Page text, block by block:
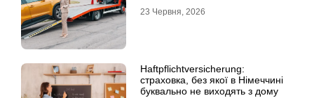
23 Червня, 2026
Haftpflichtversicherung:
страховка, без якої в Німеччині
буквально не виходять з дому